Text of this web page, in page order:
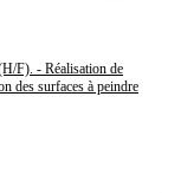
F). - Réalisation de
des surfaces à peindre